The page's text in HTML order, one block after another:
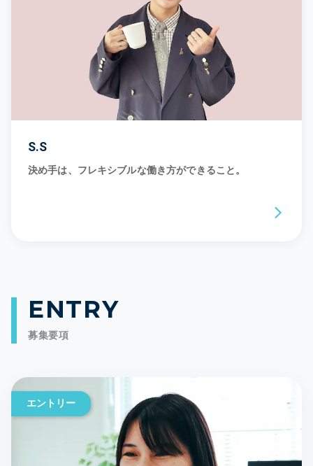
S.S
決め手は、フレキシブルな働き方ができること。
ENTRY
募集要項
エントリー